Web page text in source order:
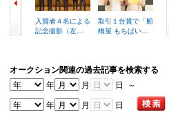
入賞者４名による
記念撮影（左…
取引１台賞で「船
橋屋 もちぱい…
オークション関連の過去記事を検索する
年
月 日 ～
年 月 日